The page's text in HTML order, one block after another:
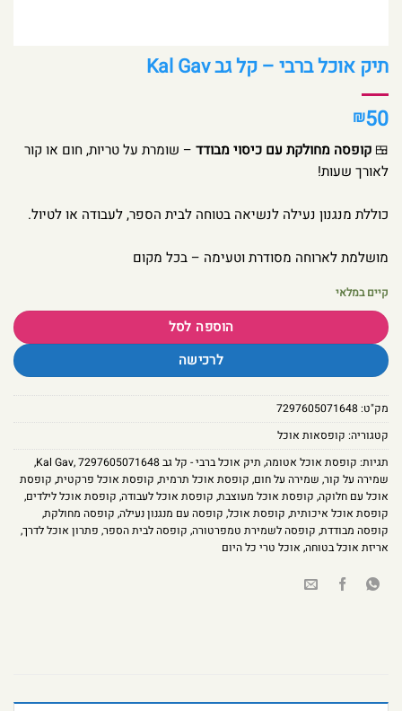
תיק אוכל ברבי – קל גב Kal Gav
₪50
🍱 קופסה מחולקת עם כיסוי מבודד – שומרת על טריות, חום או קור
לאורך שעות!
כוללת מנגנון נעילה לנשיאה בטוחה לבית הספר, לעבודה או לטיול.
מושלמת לארוחה מסודרת וטעימה – בכל מקום
קיים במלאי
הוספה לסל
לרכישה
מק"ט:7297605071648
קטגוריה: קופסאות אוכל
תגיות: קופסת אוכל אטומה, תיק אוכל ברבי - קל גב Kal Gav ,7297605071648
,
שמירה על קור, שמירה על חום, קופסת אוכל תרמית, קופסת אוכל פרקטית, קופסת
אוכל עם חלוקה, קופסת אוכל מעוצבת, קופסת אוכל לעבודה, קופסת אוכל לילדים,
קופסת אוכל איכותית, קופסת אוכל, קופסה עם מנגנון נעילה, קופסה מחולקת,
קופסה מבודדת, קופסה לשמירת טמפרטורה, קופסה לבית הספר, פתרון אוכל לדרך,
אריזת אוכל בטוחה, אוכל טרי כל היום